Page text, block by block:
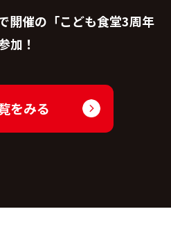
開催の「こども食堂3周年
加！
をみる